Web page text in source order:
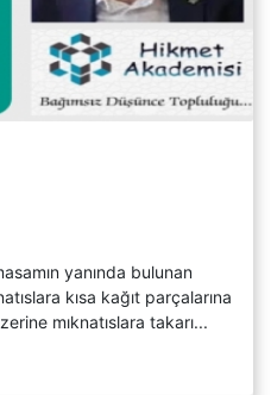
yanında bulunan
kısa kağıt parçalarına
mıknatıslara takarı...